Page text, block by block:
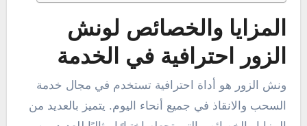
المزايا والخصائص لونش
الزور احترافية في الخدمة
ونش الزور هو أداة احترافية تستخدم في مجال خدمة
السحب والانقاذ في جميع أنحاء اليوم. يتميز بالعديد من